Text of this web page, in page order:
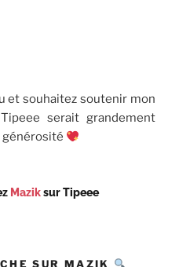
et souhaitez soutenir mon
serait grandement
générosité
Maziksur Tipeee
SUR MAZIK